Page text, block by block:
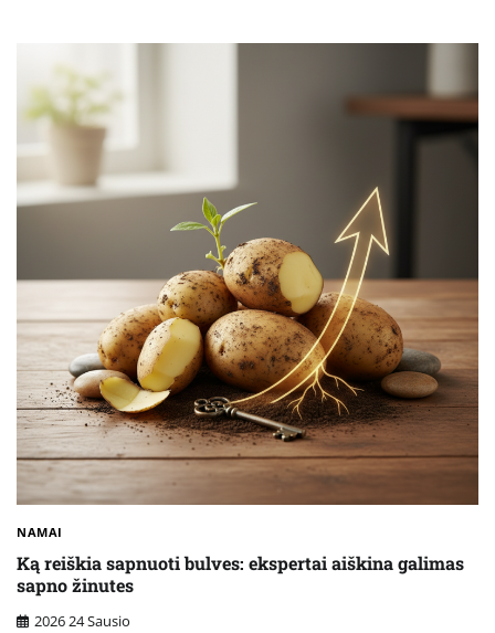
NAMAI
Ką reiškia sapnuoti bulves: ekspertai aiškina galimas
sapno žinutes
2026 24 Sausio